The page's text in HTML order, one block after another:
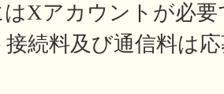
はXアカウントが必要
接続料及び通信料は